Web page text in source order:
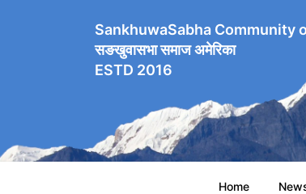
SankhuwaSabha Community
सङखुवासभा समाज अमेरिका
ESTD 2016
Home